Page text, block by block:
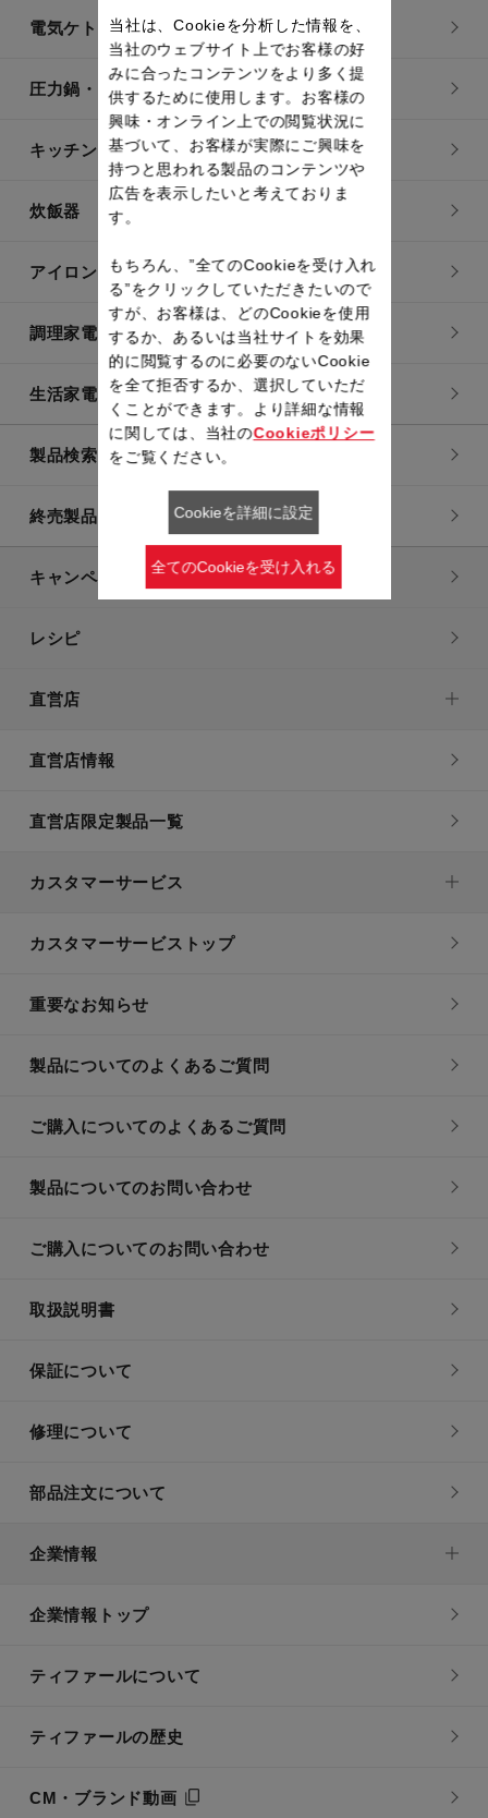
電気ケトル
圧力鍋・電気圧力鍋
キッチン用品
炊飯器
アイロン・衣類スチーマー
調理家電
生活家電
製品検索一覧
終売製品一覧
キャンペーン・特集
レシピ
直営店
直営店情報
直営店限定製品一覧
カスタマーサービス
カスタマーサービストップ
重要なお知らせ
製品についてのよくあるご質問
ご購入についてのよくあるご質問
製品についてのお問い合わせ
ご購入についてのお問い合わせ
取扱説明書
保証について
修理について
部品注文について
企業情報
企業情報トップ
ティファールについて
ティファールの歴史
CM・ブランド動画
当社は、Cookieを分析した情報を、
当社のウェブサイト上でお客様の好
みに合ったコンテンツをより多く提
供するために使用します。お客様の
興味・オンライン上での閲覧状況に
基づいて、お客様が実際にご興味を
持つと思われる製品のコンテンツや
広告を表示したいと考えておりま
す。
もちろん、”全てのCookieを受け入れ
る”をクリックしていただきたいので
すが、お客様は、どのCookieを使用
するか、あるいは当社サイトを効果
的に閲覧するのに必要のないCookie
を全て拒否するか、選択していただ
くことができます。より詳細な情報
に関しては、当社のCookieポリシー
をご覧ください。
Cookieを詳細に設定
全てのCookieを受け入れる